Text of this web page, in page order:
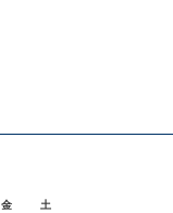
金 土